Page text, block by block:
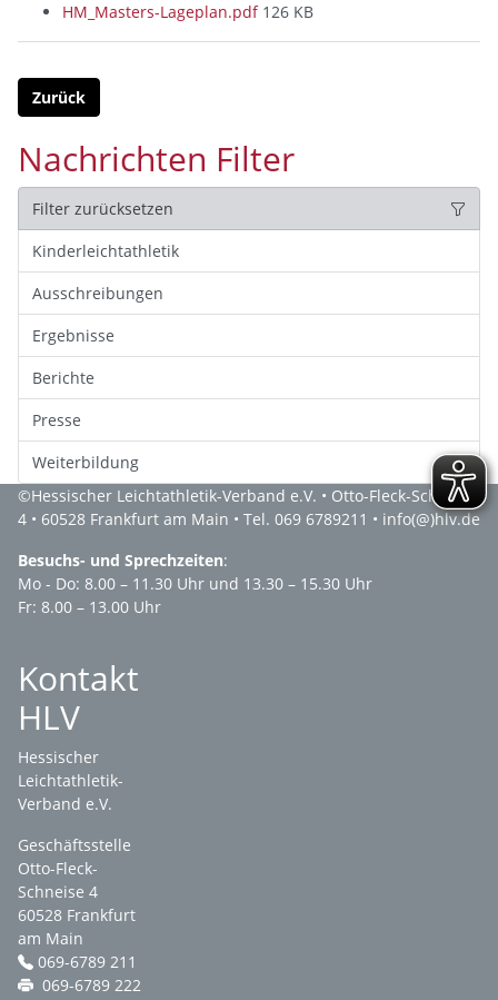
HM_Masters-Lageplan.pdf 126 KB
Zurück
Nachrichten Filter
Filter zurücksetzen
Kinderleichtathletik
Ausschreibungen
Ergebnisse
Berichte
Presse
Weiterbildung
©Hessischer Leichtathletik-Verband e.V. • Otto-Fleck-Schneise
4 • 60528 Frankfurt am Main • Tel. 069 6789211 • info(@)hlv.de
Besuchs- und Sprechzeiten:
Mo - Do: 8.00 – 11.30 Uhr und 13.30 – 15.30 Uhr
Fr: 8.00 – 13.00 Uhr
Kontakt
HLV
Hessischer
Leichtathletik-
Verband e.V.
Geschäftsstelle
Otto-Fleck-
Schneise 4
60528 Frankfurt
am Main
069-6789 211
069-6789 222